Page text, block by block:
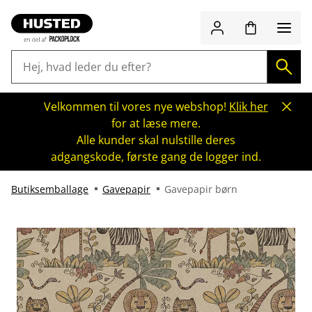
Velkommen til vores nye webshop! Klik her
for at læse mere.
Alle kunder skal nulstille deres
adgangskode, første gang de logger ind.
Butiksemballage Gavepapir Gavepapir børn